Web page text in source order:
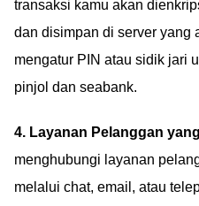
transaksi kamu akan
dan disimpan di server yang
mengatur PIN atau sidik jari
pinjol dan seabank.
4. Layanan Pelanggan
menghubungi layanan
melalui chat, email, atau